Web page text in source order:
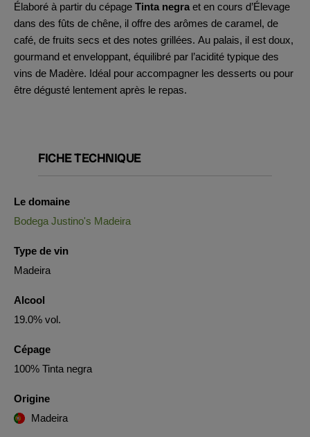
Élaboré à partir du cépage Tinta negra et en cours d’Élevage
dans des fûts de chêne, il offre des arômes de caramel, de
café, de fruits secs et des notes grillées. Au palais, il est doux,
gourmand et enveloppant, équilibré par l’acidité typique des
vins de Madère. Idéal pour accompagner les desserts ou pour
être dégusté lentement après le repas.
FICHE TECHNIQUE
Le domaine
Bodega Justino's Madeira
Type de vin
Madeira
Alcool
19.0% vol.
Cépage
100% Tinta negra
Origine
Madeira